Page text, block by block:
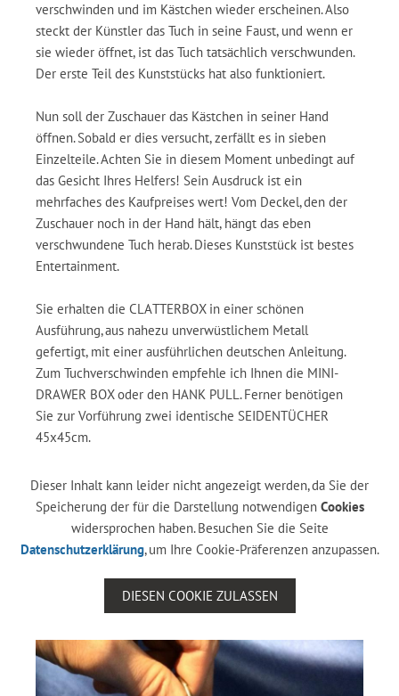
verschwinden und im Kästchen wieder erscheinen. Also
steckt der Künstler das Tuch in seine Faust, und wenn er
sie wieder öffnet, ist das Tuch tatsächlich verschwunden.
Der erste Teil des Kunststücks hat also funktioniert.
Nun soll der Zuschauer das Kästchen in seiner Hand
öffnen. Sobald er dies versucht, zerfällt es in sieben
Einzelteile. Achten Sie in diesem Moment unbedingt auf
das Gesicht Ihres Helfers! Sein Ausdruck ist ein
mehrfaches des Kaufpreises wert! Vom Deckel, den der
Zuschauer noch in der Hand hält, hängt das eben
verschwundene Tuch herab. Dieses Kunststück ist bestes
Entertainment.
Sie erhalten die CLATTERBOX in einer schönen
Ausführung, aus nahezu unverwüstlichem Metall
gefertigt, mit einer ausführlichen deutschen Anleitung.
Zum Tuchverschwinden empfehle ich Ihnen die MINI-
DRAWER BOX oder den HANK PULL. Ferner benötigen
Sie zur Vorführung zwei identische SEIDENTÜCHER
45x45cm.
Dieser Inhalt kann leider nicht angezeigt werden, da Sie der
Speicherung der für die Darstellung notwendigen Cookies
widersprochen haben. Besuchen Sie die Seite
Datenschutzerklärung, um Ihre Cookie-Präferenzen anzupassen.
DIESEN COOKIE ZULASSEN